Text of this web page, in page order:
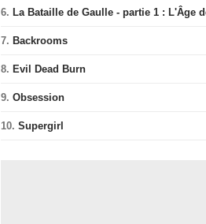
6. La Bataille de Gaulle - partie 1 : L'Âge
7. Backrooms
8. Evil Dead Burn
9. Obsession
10. Supergirl